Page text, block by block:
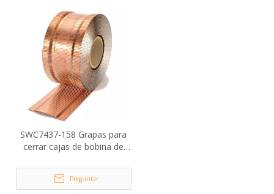
SWC7437-158 Grapas para
cerrar cajas de bobina de
Preguntar